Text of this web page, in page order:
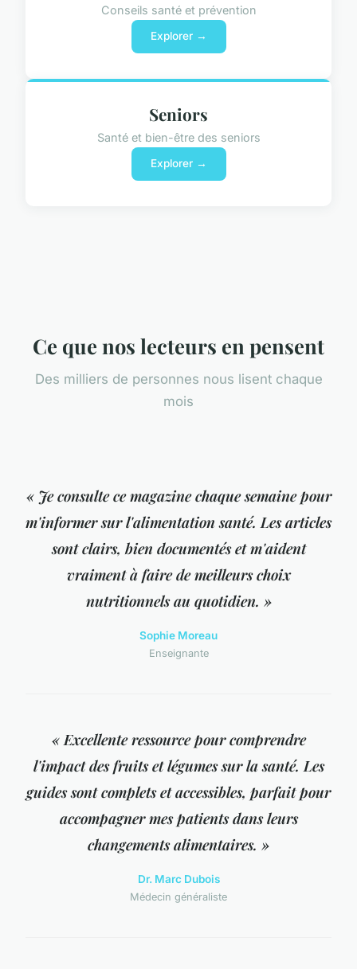
Conseils santé et prévention
Explorer →
Seniors
Santé et bien-être des seniors
Explorer →
Ce que nos lecteurs en pensent
Des milliers de personnes nous lisent chaque
mois
« Je consulte ce magazine chaque semaine pour
m'informer sur l'alimentation santé. Les articles
sont clairs, bien documentés et m'aident
vraiment à faire de meilleurs choix
nutritionnels au quotidien. »
Sophie Moreau
Enseignante
« Excellente ressource pour comprendre
l'impact des fruits et légumes sur la santé. Les
guides sont complets et accessibles, parfait pour
accompagner mes patients dans leurs
changements alimentaires. »
Dr. Marc Dubois
Médecin généraliste